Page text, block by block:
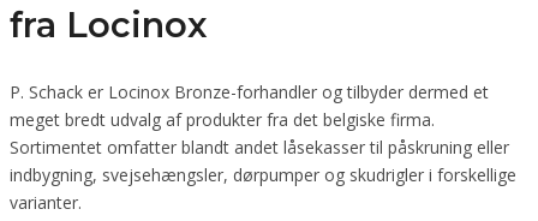
fra Locinox
P. Schack er Locinox Bronze-forhandler og tilbyder dermed et
meget bredt udvalg af produkter fra det belgiske firma.
Sortimentet omfatter blandt andet låsekasser til påskruning eller
indbygning, svejsehængsler, dørpumper og skudrigler i forskellige
varianter.